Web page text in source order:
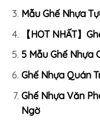
Mẫu Ghế Nhựa
【HOT NHẤT】
5 Mẫu Ghế Nhựa
Ghế Nhựa Quán
Ghế Nhựa Văn
Ngờ